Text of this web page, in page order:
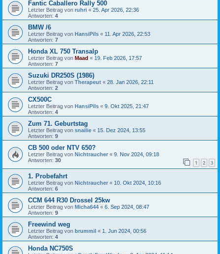
Fantic Caballero Rally 500
Letzter Beitrag von ruhri « 25. Apr 2026, 22:36
Antworten: 4
BMW /6
Letzter Beitrag von HansiPils « 11. Apr 2026, 22:53
Antworten: 7
Honda XL 750 Transalp
Letzter Beitrag von Maad « 19. Feb 2026, 17:57
Antworten: 7
Suzuki DR250S (1986)
Letzter Beitrag von Therapeut « 28. Jan 2026, 22:11
Antworten: 2
CX500C
Letzter Beitrag von HansiPils « 9. Okt 2025, 21:47
Antworten: 4
Zum 71. Geburtstag
Letzter Beitrag von snailie « 15. Dez 2024, 13:55
Antworten: 9
CB 500 oder NTV 650?
Letzter Beitrag von Nichtraucher « 9. Nov 2024, 09:18
Antworten: 30 1 2 3
1. Probefahrt
Letzter Beitrag von Nichtraucher « 10. Okt 2024, 10:16
Antworten: 6
CCM 644 R30 Drossel 25kw
Letzter Beitrag von Micha644 « 6. Sep 2024, 08:47
Antworten: 9
Freewind weg
Letzter Beitrag von brummil « 1. Jun 2024, 00:56
Antworten: 4
Honda NC750S